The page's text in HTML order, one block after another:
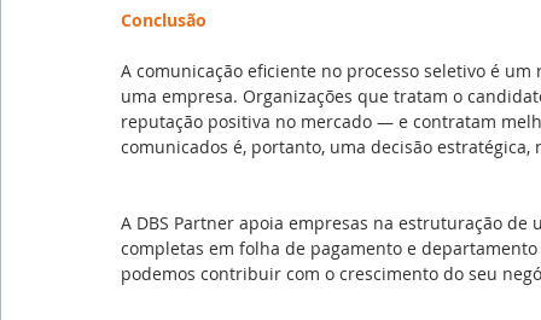
Conclusão
A comunicação eficiente no processo seletivo é
uma empresa. Organizações que tratam o
reputação positiva no mercado — e contratam
comunicados é, portanto, uma decisão estratégica,
A DBS Partner apoia empresas na estruturação
completas em folha de pagamento e
podemos contribuir com o crescimento do seu